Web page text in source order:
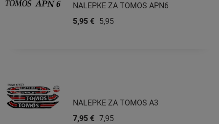
NALEPKE ZA TOMOS APN6
5,95 €
5,95 €
NALEPKE ZA TOMOS A3
7,95 €
7,95 €